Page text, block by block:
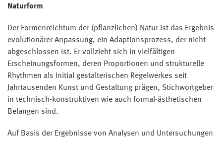
Naturform
Der Formenreichtum der (pflanzlichen) Natur ist das Ergebnis
evolutionärer Anpassung, ein Adaptionsprozess, der nicht
abgeschlossen ist. Er vollzieht sich in vielfältigen
Erscheinungsformen, deren Proportionen und strukturelle
Rhythmen als Initial gestalterischen Regelwerkes seit
Jahrtausenden Kunst und Gestaltung prägen, Stichwortgeber
in technisch-konstruktiven wie auch formal-ästhetischen
Belangen sind.
Auf Basis der Ergebnisse von Analysen und Untersuchungen